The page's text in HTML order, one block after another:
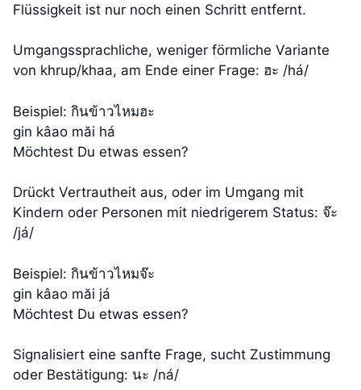
Flüssigkeit ist nur noch einen Schritt entfernt.
Umgangssprachliche, weniger förmliche Variante
von khrup/khaa, am Ende einer Frage: ฮะ /há/
Beispiel: กินข้าวไหมฮะ
gin kâao măi há
Möchtest Du etwas essen?
Drückt Vertrautheit aus, oder im Umgang mit
Kindern oder Personen mit niedrigerem Status: จ๊ะ
/já/
Beispiel: กินข้าวไหมจ๊ะ
gin kâao măi já
Möchtest Du etwas essen?
Signalisiert eine sanfte Frage, sucht Zustimmung
oder Bestätigung: นะ /ná/